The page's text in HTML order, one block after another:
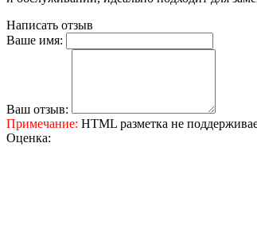
Написать отзыв
Ваше имя:
Ваш отзыв:
Примечание: HTML разметка не
Оценка: